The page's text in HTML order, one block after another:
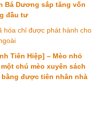
Bá Dương sắp tăng vốn
đầu tư
hóa chỉ được phát hành cho
Tiên Hiệp] – Mèo nhỏ
chú mèo xuyên sách
bằng được tiên nhân nhà